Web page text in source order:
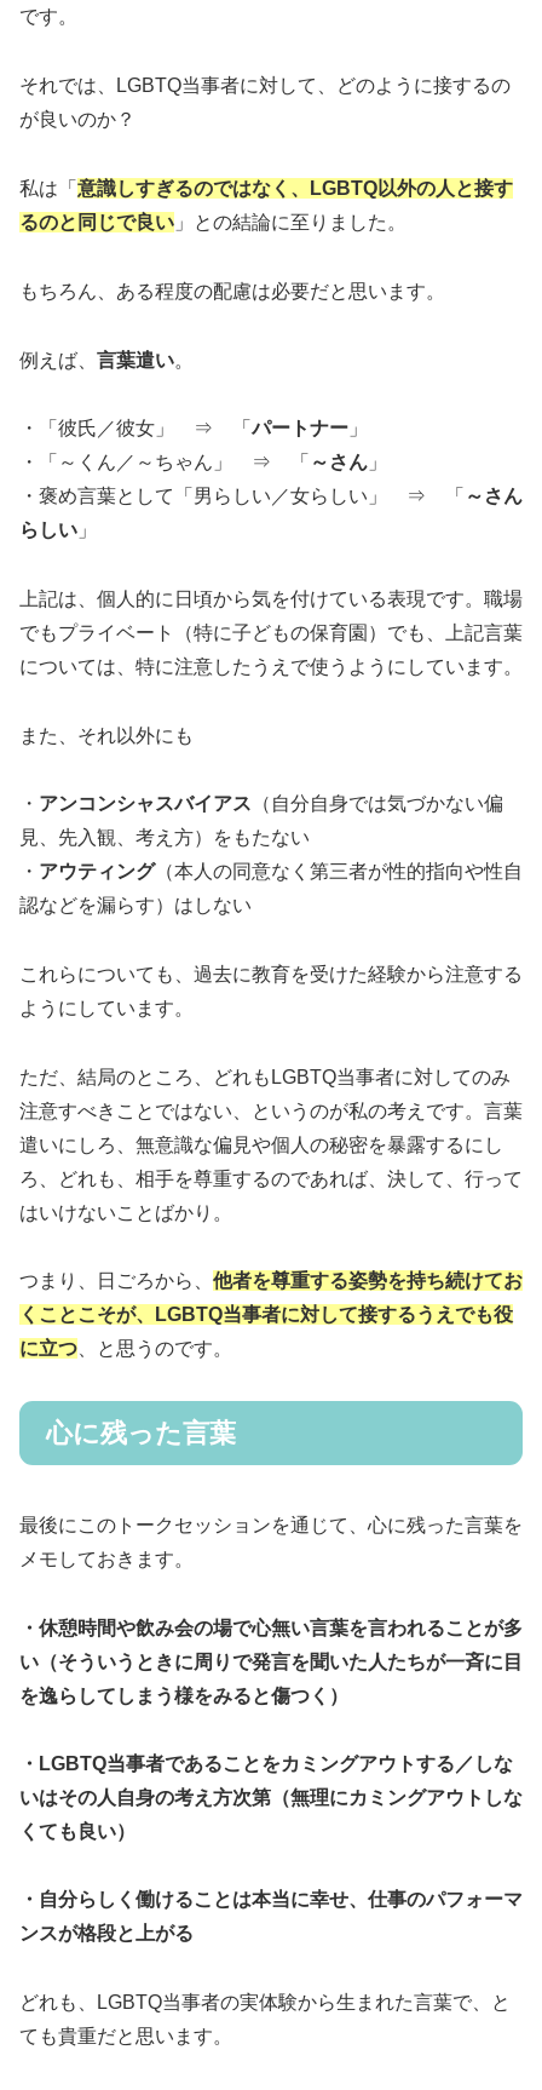
です。
それでは、LGBTQ当事者に対して、どのように接するの
が良いのか？
私は「 意識しすぎるのではなく、LGBTQ以外の人と接す
るのと同じで良い 」との結論に至りました。
もちろん、ある程度の配慮は必要だと思います。
例えば、 言葉遣い。
・「彼氏／彼女」 ⇒ 「パートナー 」
・「～くん／～ちゃん」 ⇒ 「 ～さん 」
・褒め言葉として「男らしい／女らしい」 ⇒ 「 ～さん
らしい 」
上記は、個人的に日頃から気を付けている表現です。職場
でもプライベート（特に子どもの保育園）でも、上記言葉
については、特に注意したうえで使うようにしています。
また、それ以外にも
・ アンコンシャスバイアス （自分自身では気づかない偏
見、先入観、考え方）をもたない
・ アウティング（本人の同意なく第三者が性的指向や性自
認などを漏らす）はしない
これらについても、過去に教育を受けた経験から注意する
ようにしています。
ただ、結局のところ、どれもLGBTQ当事者に対してのみ
注意すべきことではない、というのが私の考えです。言葉
遣いにしろ、無意識な偏見や個人の秘密を暴露するにし
ろ、どれも、相手を尊重するのであれば、決して、行って
はいけないことばかり。
つまり、日ごろから、 他者を尊重する姿勢を持ち続けてお
くことこそが、LGBTQ当事者に対して接するうえでも役
に立つ 、と思うのです。
心に残った言葉
最後にこのトークセッションを通じて、心に残った言葉を
メモしておきます。
・休憩時間や飲み会の場で心無い言葉を言われることが多
い（そういうときに周りで発言を聞いた人たちが一斉に目
を逸らしてしまう様をみると傷つく）
・LGBTQ当事者であることをカミングアウトする／しな
いはその人自身の考え方次第（無理にカミングアウトしな
くても良い）
・自分らしく働けることは本当に幸せ、仕事のパフォーマ
ンスが格段と上がる
どれも、LGBTQ当事者の実体験から生まれた言葉で、と
ても貴重だと思います。